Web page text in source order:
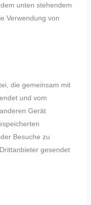
unten stehendem
Verwendung von
die gemeinsam mit
und vom
Gerät
Besuche zu
gesendet